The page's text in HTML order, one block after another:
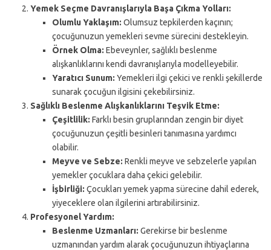
Yemek Seçme Davranışlarıyla Başa Çıkma Yolları:
Olumlu Yaklaşım: Olumsuz tepkilerden kaçının;
çocuğunuzun yemekleri sevme sürecini destekleyin.
Örnek Olma: Ebeveynler, sağlıklı beslenme
alışkanlıklarını kendi davranışlarıyla modelleyebilir.
Yaratıcı Sunum: Yemekleri ilgi çekici ve renkli şekillerde
sunarak çocuğun ilgisini çekebilirsiniz.
Sağlıklı Beslenme Alışkanlıklarını Teşvik Etme:
Çeşitlilik: Farklı besin gruplarından zengin bir diyet
çocuğunuzun çeşitli besinleri tanımasına yardımcı
olabilir.
Meyve ve Sebze: Renkli meyve ve sebzelerle yapılan
yemekler çocuklara daha çekici gelebilir.
İşbirliği: Çocukları yemek yapma sürecine dahil ederek,
yiyeceklere olan ilgilerini artırabilirsiniz.
Profesyonel Yardım:
Beslenme Uzmanları: Gerekirse bir beslenme
uzmanından yardım alarak çocuğunuzun ihtiyaçlarına